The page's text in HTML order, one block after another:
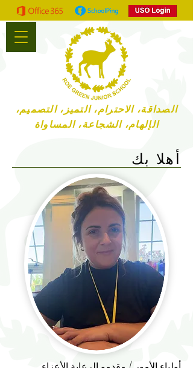
الصداقة، الاحترام، التميز، التصميم،
الإلهام، الشجاعة، المساواة
أهلا بك